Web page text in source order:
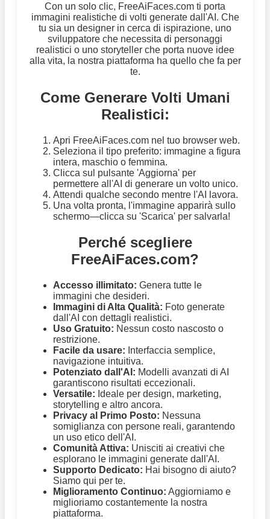
Con un solo clic, FreeAiFaces.com ti porta
immagini realistiche di volti generate dall'AI. Che
tu sia un designer in cerca di ispirazione, uno
sviluppatore che necessita di personaggi
realistici o uno storyteller che porta nuove idee
alla vita, la nostra piattaforma ha quello che fa per
te.
Come Generare Volti Umani
Realistici:
Apri FreeAiFaces.com nel tuo browser web.
Seleziona il tipo preferito: immagine a figura
intera, maschio o femmina.
Clicca sul pulsante 'Aggiorna' per
permettere all'AI di generare un volto unico.
Attendi qualche secondo mentre l'AI lavora.
Una volta pronta, l'immagine apparirà sullo
schermo—clicca su 'Scarica' per salvarla!
Perché scegliere
FreeAiFaces.com?
Accesso illimitato: Genera tutte le
immagini che desideri.
Immagini di Alta Qualità: Foto generate
dall'AI con dettagli realistici.
Uso Gratuito: Nessun costo nascosto o
restrizione.
Facile da usare: Interfaccia semplice,
navigazione intuitiva.
Potenziato dall'AI: Modelli avanzati di AI
garantiscono risultati eccezionali.
Versatile: Ideale per design, marketing,
storytelling e altro ancora.
Privacy al Primo Posto: Nessuna
somiglianza con persone reali, garantendo
un uso etico dell'AI.
Comunità Attiva: Unisciti ai creativi che
esplorano le immagini generate dall'AI.
Supporto Dedicato: Hai bisogno di aiuto?
Siamo qui per te.
Miglioramento Continuo: Aggiorniamo e
miglioriamo costantemente la nostra
piattaforma.